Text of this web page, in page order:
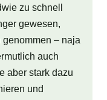
zu schnell
gewesen,
– naja
auch
aber stark dazu
und